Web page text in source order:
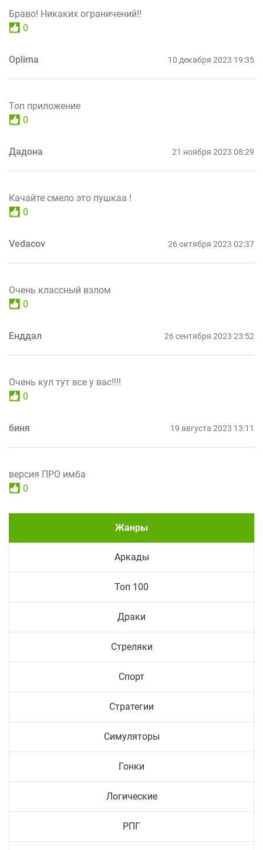
Браво! Никаких ограничений!!
0
Oplima 10 декабря 2023 19:35
Топ приложение
0
Дадона 21 ноября 2023 08:29
Качайте смело это пушкаа !
0
Vedacov 26 октября 2023 02:37
Очень классный взлом
0
Енддал 26 сентября 2023 23:52
Очень кул тут все у вас!!!!
0
биня 19 августа 2023 13:11
версия ПРО имба
0
Жанры
Аркады
Топ 100
Драки
Стреляки
Спорт
Стратегии
Симуляторы
Гонки
Логические
РПГ